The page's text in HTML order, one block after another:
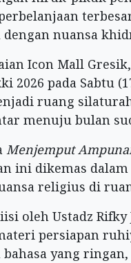
nuansa
Icon Mall Gresik,
2026 pada Sabtu
ruang
menuju bulan
Menjemput
ini dikemas
religius di
oleh Ustadz Rifky
persiapan
bahasa yang